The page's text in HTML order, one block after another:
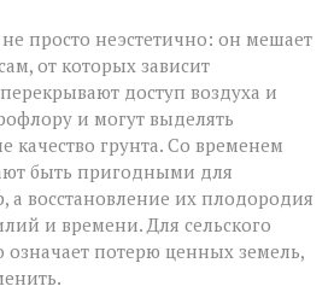
просто неэстетично: он мешает
от которых зависит
доступ воздуха и
и могут выделять
качество грунта. Со временем
быть пригодными для
а восстановление их плодородия
и времени. Для сельского
означает потерю ценных земель,